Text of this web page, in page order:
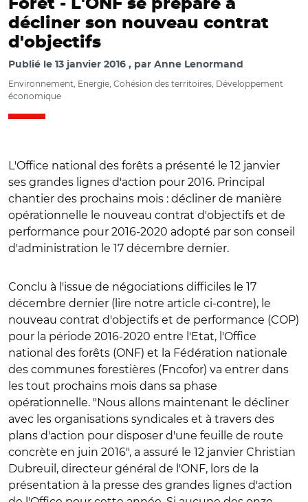
Forêt - L'ONF se prépare à
décliner son nouveau contrat
d'objectifs
Publié le 13 janvier 2016 par Anne Lenormand
Environnement, Energie, Cohésion des territoires, Développement
économique
L'Office national des forêts a présenté le 12 janvier
ses grandes lignes d'action pour 2016. Principal
chantier des prochains mois : décliner de manière
opérationnelle le nouveau contrat d'objectifs et de
performance pour 2016-2020 adopté par son conseil
d'administration le 17 décembre dernier.
Conclu à l'issue de négociations difficiles le 17
décembre dernier (lire notre article ci-contre), le
nouveau contrat d'objectifs et de performance (COP)
pour la période 2016-2020 entre l'Etat, l'Office
national des forêts (ONF) et la Fédération nationale
des communes forestières (Fncofor) va entrer dans
les tout prochains mois dans sa phase
opérationnelle. "Nous allons maintenant le décliner
avec les organisations syndicales et à travers des
plans d'action pour disposer d'une feuille de route
concrète en juin 2016", a assuré le 12 janvier Christian
Dubreuil, directeur général de l'ONF, lors de la
présentation à la presse des grandes lignes d'action